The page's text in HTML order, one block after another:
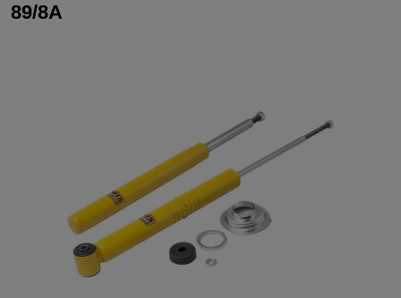
89/8A